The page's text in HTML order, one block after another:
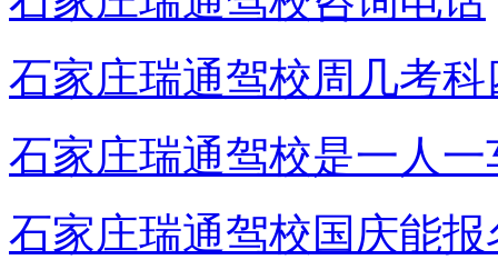
石家庄瑞通驾校周几考科
石家庄瑞通驾校是一人一
石家庄瑞通驾校国庆能报